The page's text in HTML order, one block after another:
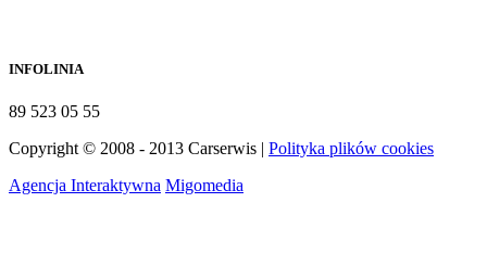
INFOLINIA
89 523 05 55
Copyright © 2008 - 2013 Carserwis | Polityka plików cookies
Agencja Interaktywna Migomedia